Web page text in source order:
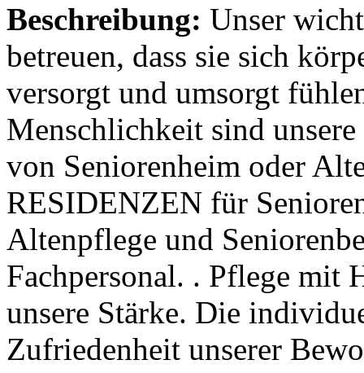
Beschreibung: Unser
betreuen, dass sie sich
versorgt und umsorgt
Menschlichkeit sind
von Seniorenheim oder
RESIDENZEN für
Altenpflege und
Fachpersonal. . Pflege mit
unsere Stärke. Die
Zufriedenheit unserer